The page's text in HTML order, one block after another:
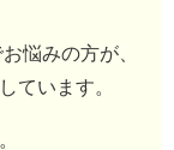
悩みの方が、
ています。